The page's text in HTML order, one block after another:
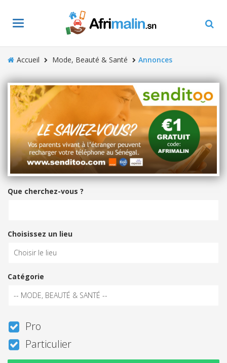
Toggle
navigation
Accueil Mode, Beauté & Santé Annonces
Que cherchez-vous ?
Choisissez un lieu
Catégorie
Pro
Particulier